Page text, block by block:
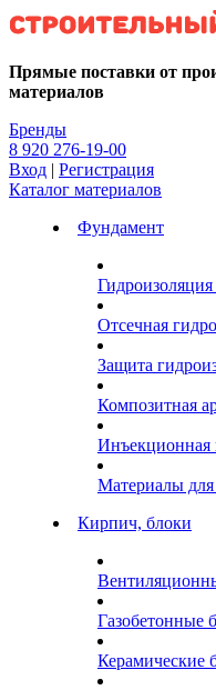
Kg
Прямые поставки от
материалов
Бренды
8 920 276-19-00
Вход | Регистрация
Каталог материалов
Фундамент
Отсечная
Защита
Композитная
Инъекционная
Материалы
Кирпич, блоки
Газобетонные
Керамические